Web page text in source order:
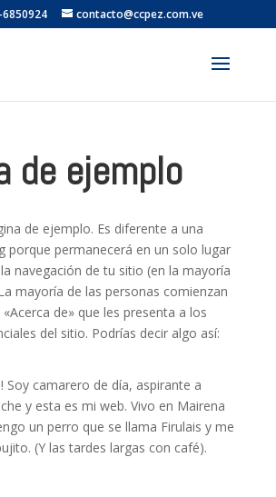
contacto@ccpez.com.ve
de ejemplo
de ejemplo. Es diferente a una
porque permanecerá en un solo lugar
navegación de tu sitio (en la mayoría
mayoría de las personas comienzan
de» que les presenta a los
del sitio. Podrías decir algo así:
Soy camarero de día, aspirante a
y esta es mi web. Vivo en Mairena
un perro que se llama Firulais y me
(Y las tardes largas con café).